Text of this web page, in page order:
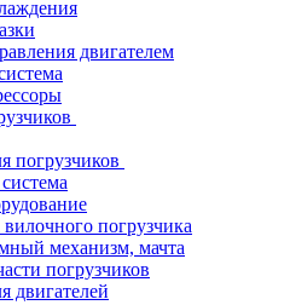
двигателем
погрузчиков
погрузчика
механизм, мачта
погрузчиков
двигателей